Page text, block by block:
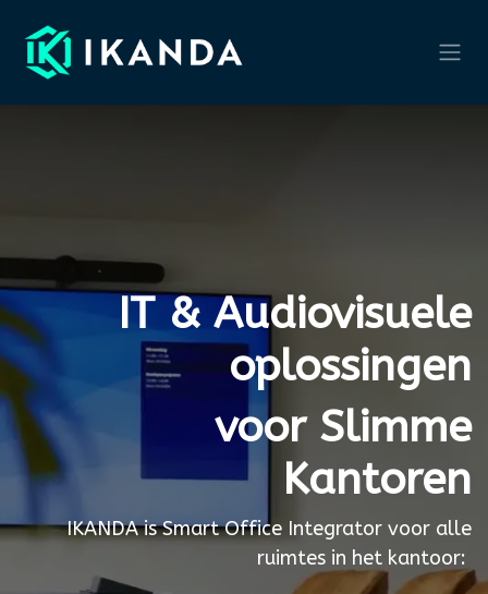
IT & Audiovisuele
oplossingen
voor Slimme
Kantoren
IKANDA is Smart Office Integrator voor alle
ruimtes in het kantoor: